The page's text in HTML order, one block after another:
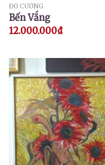
ĐỖ CƯỜNG
Bến Vắng
12.000.000₫